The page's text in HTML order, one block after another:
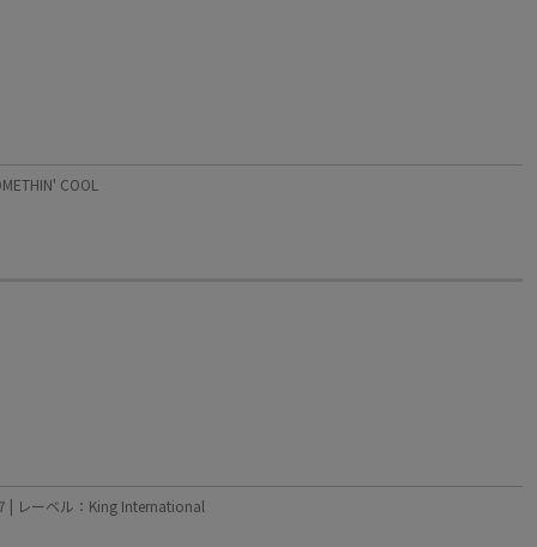
COOL
| レーベル：King International